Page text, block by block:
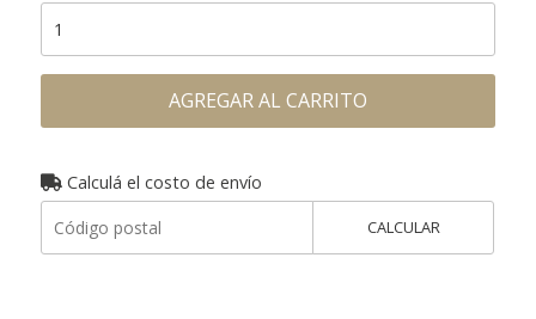
AGREGAR AL CARRITO
Calculá el costo de envío
CALCULAR